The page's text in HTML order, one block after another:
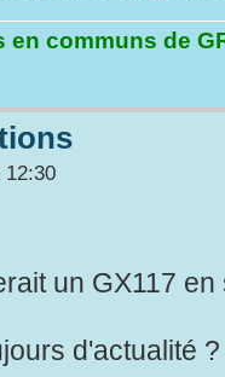
communs de
12:30
un GX117
d'actualité